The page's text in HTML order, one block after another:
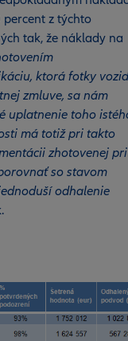
z týchto
tak, že náklady na
ktorá fotky
zmluve, sa nám
uplatnenie toho
má totiž pri takto
zhotovenej pri
so stavom
odhalenie